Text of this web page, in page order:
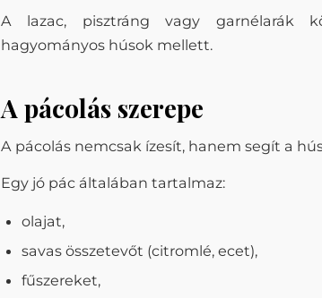
A lazac, pisztráng vagy garnélarák
hagyományos húsok mellett.
A pácolás szerepe
A pácolás nemcsak ízesít, hanem segít a
Egy jó pác általában tartalmaz:
olajat,
savas összetevőt (citromlé, ecet),
fűszereket,